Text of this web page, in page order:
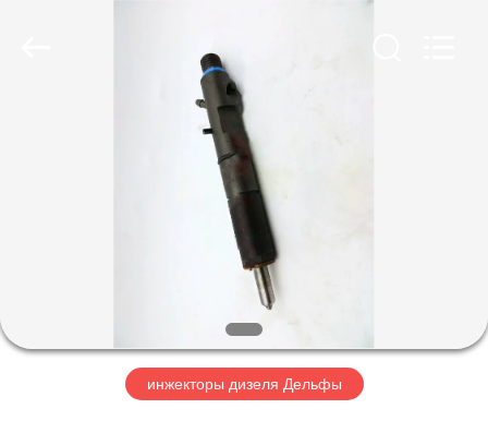
ПУТЕШЕСТВИЕ
ФАБРИКИинжекторы дизеля Дельфы